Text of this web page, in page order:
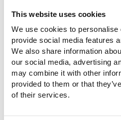
This website uses cookies
We use cookies to personalise
provide social media features
We also share information
our social media, advertising
may combine it with other
provided to them or that
of their services.